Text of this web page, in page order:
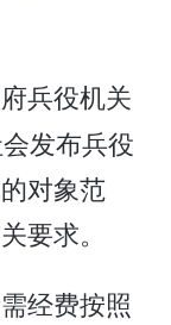
兵役机关
发布兵役
对象范
要求。
经费按照